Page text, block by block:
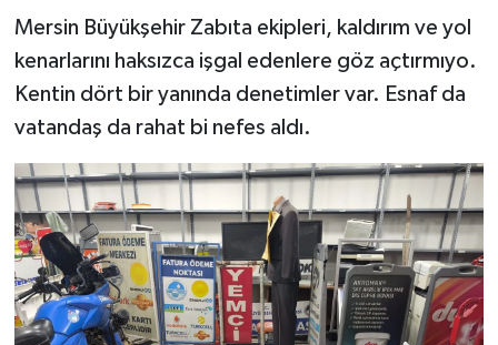
Mersin Büyükşehir Zabıta ekipleri, kaldırım ve yol
kenarlarını haksızca işgal edenlere göz açtırmıyo.
Kentin dört bir yanında denetimler var. Esnaf da
vatandaş da rahat bi nefes aldı.